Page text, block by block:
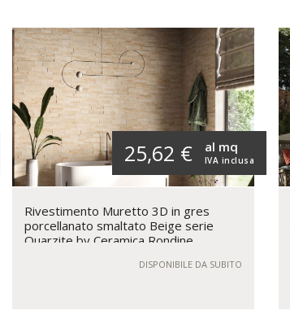
25,62 € IVA inclusa
al mq
Rivestimento Muretto 3D in gres
porcellanato smaltato Beige serie
Quarzite by Ceramica Rondine
DISPONIBILE DA SUBITO